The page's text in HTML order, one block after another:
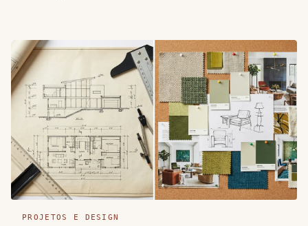
PROJETOS E DESIGN